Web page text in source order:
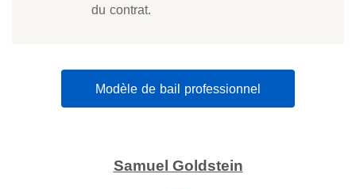
du contrat.
Modèle de bail professionnel
Samuel Goldstein